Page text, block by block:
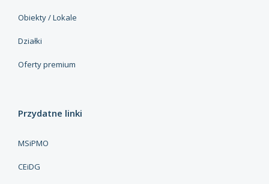
Obiekty / Lokale
Działki
Oferty premium
Przydatne linki
MSiPMO
CEiDG